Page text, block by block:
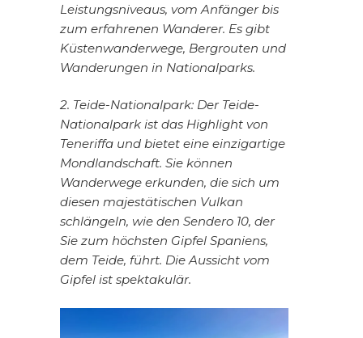
Leistungsniveaus, vom Anfänger bis
zum erfahrenen Wanderer. Es gibt
Küstenwanderwege, Bergrouten und
Wanderungen in Nationalparks.
2. Teide-Nationalpark: Der Teide-
Nationalpark ist das Highlight von
Teneriffa und bietet eine einzigartige
Mondlandschaft. Sie können
Wanderwege erkunden, die sich um
diesen majestätischen Vulkan
schlängeln, wie den Sendero 10, der
Sie zum höchsten Gipfel Spaniens,
dem Teide, führt. Die Aussicht vom
Gipfel ist spektakulär.